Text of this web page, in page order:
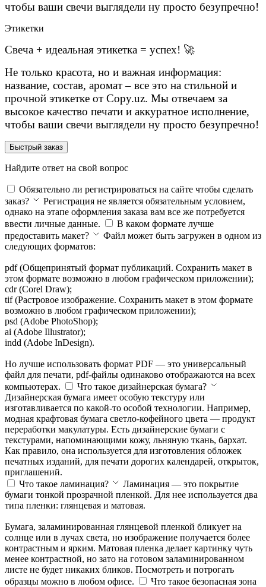
чтобы ваши свечи выглядели ну просто безупречно!
Этикетки
Свеча + идеальная этикетка = успех! 🚀
Не только красота, но и важная информация:
название, состав, аромат – все это на стильной и
прочной этикетке от Copy.uz. Мы отвечаем за
высокое качество печати и аккуратное исполнение,
чтобы ваши свечи выглядели ну просто безупречно!
Быстрый заказ
Найдите ответ на свой вопрос
Обязательно ли регистрироваться на сайте чтобы сделать
заказ?
Регистрация не является обязательным условием,
однако на этапе оформления заказа вам все же потребуется
ввести личные данные.
В каком формате лучше
предоставить макет?
Файл может быть загружен в одном из
следующих форматов:
pdf (Общепринятый формат публикаций. Сохранить макет в
этом формате возможно в любом графическом приложении);
cdr (Corel Draw);
tif (Растровое изображение. Сохранить макет в этом формате
возможно в любом графическом приложении);
psd (Adobe PhotoShop);
ai (Adobe Illustrator);
indd (Adobe InDesign).
Но лучше использовать формат PDF — это универсальный
файл для печати, pdf-файлы одинаково отображаются на всех
компьютерах.
Что такое дизайнерская бумага?
Дизайнерская бумага имеет особую текстуру или
изготавливается по какой-то особой технологии. Например,
модная крафтовая бумага светло-кофейного цвета — продукт
переработки макулатуры. Есть дизайнерские бумаги с
текстурами, напоминающими кожу, льняную ткань, бархат.
Как правило, она используется для изготовления обложек
печатных изданий, для печати дорогих календарей, открыток,
приглашений.
Что такое ламинация?
Ламинация — это покрытие
бумаги тонкой прозрачной пленкой. Для нее используется два
типа пленки: глянцевая и матовая.
Бумага, заламинированная глянцевой пленкой бликует на
солнце или в лучах света, но изображение получается более
контрастным и ярким. Матовая пленка делает картинку чуть
менее контрастной, но зато на готовом заламинированном
листе не будет никаких бликов. Посмотреть и потрогать
образцы можно в любом офисе.
Что такое безопасная зона